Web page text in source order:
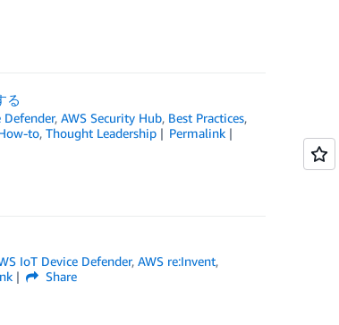
る
Defender,AWS Security Hub, Best Practices,
to, Thought Leadership
Permalink
IoT Device Defender,AWS re:Invent,
Share